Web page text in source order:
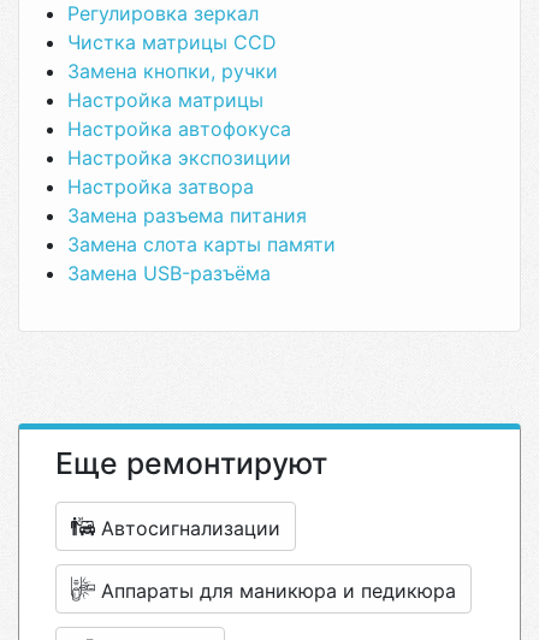
Регулировка зеркал
Чистка матрицы CCD
Замена кнопки, ручки
Настройка матрицы
Настройка автофокуса
Настройка экспозиции
Настройка затвора
Замена разъема питания
Замена слота карты памяти
Замена USB-разъёма
Еще ремонтируют
Автосигнализации
Аппараты для маникюра и педикюра